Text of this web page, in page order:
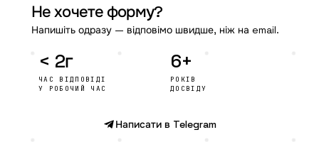
Не хочете форму?
Напишіть одразу — відповімо швидше, ніж на email.
< 2г
ЧАС ВІДПОВІДІ
У РОБОЧИЙ ЧАС
6+
РОКІВ
ДОСВІДУ
Написати в Telegram